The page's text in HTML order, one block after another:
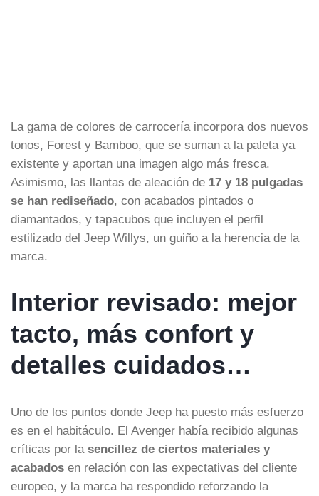
La gama de colores de carrocería incorpora dos nuevos
tonos, Forest y Bamboo, que se suman a la paleta ya
existente y aportan una imagen algo más fresca.
Asimismo, las llantas de aleación de 17 y 18 pulgadas
se han rediseñado, con acabados pintados o
diamantados, y tapacubos que incluyen el perfil
estilizado del Jeep Willys, un guiño a la herencia de la
marca.
Interior revisado: mejor
tacto, más confort y
detalles cuidados…
Uno de los puntos donde Jeep ha puesto más esfuerzo
es en el habitáculo. El Avenger había recibido algunas
críticas por la sencillez de ciertos materiales y
acabados en relación con las expectativas del cliente
europeo, y la marca ha respondido reforzando la